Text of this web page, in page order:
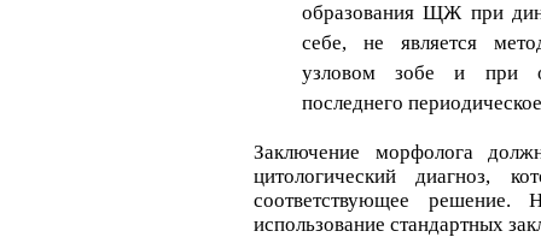
образования ЩЖ при
себе, не является
узловом зобе и при
последнего
Заключение морфолога
цитологический диагноз,
соответствующее решение.
использование стандартных